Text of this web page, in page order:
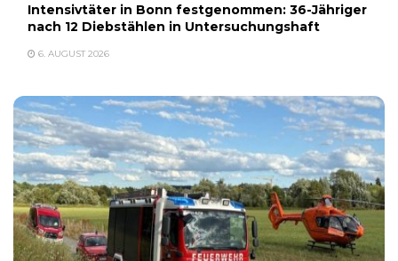
Intensivtäter in Bonn festgenommen: 36-Jähriger
nach 12 Diebstählen in Untersuchungshaft
6. AUGUST 2026